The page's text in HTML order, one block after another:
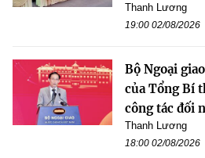
Thanh Lương
19:00 02/08/2026
Bộ Ngoại
của Tổng Bí
công tác đối
Thanh Lương
18:00 02/08/2026